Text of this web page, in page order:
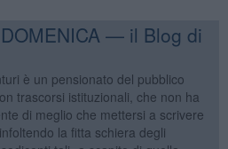
— il Blog di
è un pensionato del pubblico
trascorsi istituzionali, che non ha
di meglio che mettersi a scrivere
la fitta schiera degli